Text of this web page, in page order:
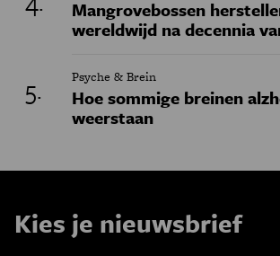
Mangrovebossen
wereldwijd na decennia
Psyche & Brein
Hoe sommige breinen
weerstaan
Kies je nieuwsbrief